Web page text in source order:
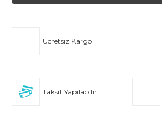
Ücretsiz Kargo
Taksit Yapılabilir